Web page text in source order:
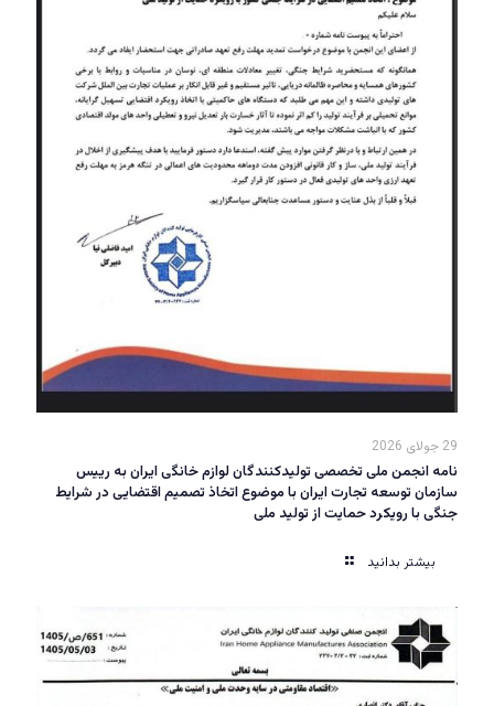
29 جولای 2026
نامه انجمن ملی تخصصی تولیدکنندگان لوازم خانگی ایران به رییس
سازمان توسعه تجارت ایران با موضوع اتخاذ تصمیم اقتضایی در شرایط
جنگی با رویکرد حمایت از تولید ملی
بیشتر بدانید